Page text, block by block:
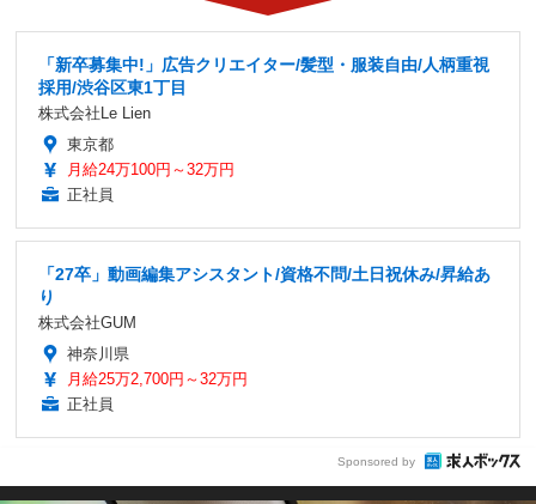
「新卒募集中!」広告クリエイター/髪型・服装自由/人柄重視
採用/渋谷区東1丁目
株式会社Le Lien
東京都
月給24万100円～32万円
正社員
「27卒」動画編集アシスタント/資格不問/土日祝休み/昇給あ
り
株式会社GUM
神奈川県
月給25万2,700円～32万円
正社員
Sponsored by